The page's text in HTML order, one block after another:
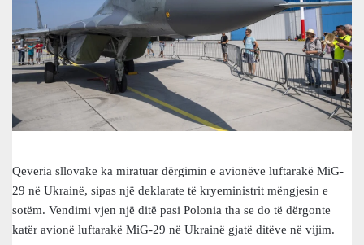
Qeveria sllovake ka miratuar dërgimin e avionëve luftarakë MiG-
29 në Ukrainë, sipas një deklarate të kryeministrit mëngjesin e
sotëm. Vendimi vjen një ditë pasi Polonia tha se do të dërgonte
katër avionë luftarakë MiG-29 në Ukrainë gjatë ditëve në vijim.